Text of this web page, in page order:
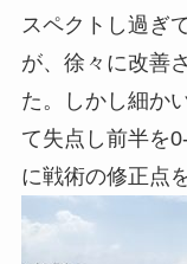
スペクトし過ぎ
が、徐々に改善
た。しかし細か
て失点し前半を
に戦術の修正点